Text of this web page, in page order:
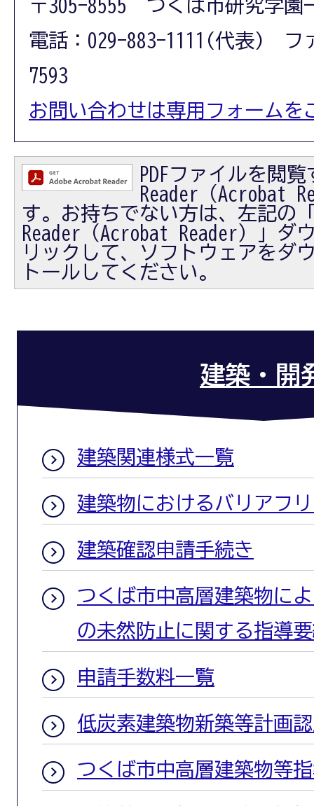
〒305-8555 つくば市研究学園
電話：029-883-1111(代表) フ
7593
お問い合わせは専用フォームを
PDFファイルを閲
Reader（Acrobat
す。お持ちでない方は、左記の
Reader（Acrobat Reader）」ダ
リックして、ソフトウェアをダ
トールしてください。
建築・開
建築関連様式一覧
建築物におけるバリアフ
建築確認申請手続き
つくば市中高層建築物に
の未然防止に関する指導
申請手数料一覧
低炭素建築物新築等計画
つくば市中高層建築物等